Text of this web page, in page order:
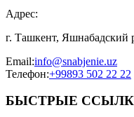
Адрес:
г. Ташкент, Яшнабадский
Email:info@snabjenie.uz
Телефон:+99893 502 22 22
БЫСТРЫЕ